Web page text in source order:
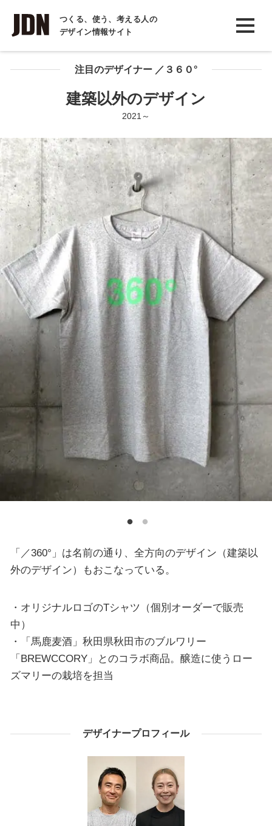
つくる、使う、考える人の
デザイン情報サイト
INTERVIEW
インタビュー
REPORT注目のデザイナー ／３６０°
建築以外のデザイン
2021～
「／360°」は名前の通り、全方向のデザイン（建築以
外のデザイン）もおこなっている。
・オリジナルロゴのTシャツ（個別オーダーで販売
中）
・「馬鹿麦酒」秋田県秋田市のブルワリー
「BREWCCORY」とのコラボ商品。醸造に使うロー
ズマリーの栽培を担当
デザイナープロフィール